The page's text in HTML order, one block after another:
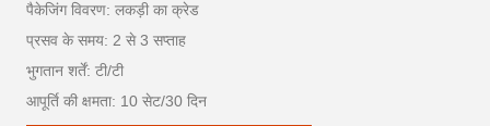
पैकेजिंग विवरण: लकड़ी का क्रेड
प्रसव के समय: 2 से 3 सप्ताह
भुगतान शर्तें: टी/टी
आपूर्ति की क्षमता: 10 सेट/30 दिन